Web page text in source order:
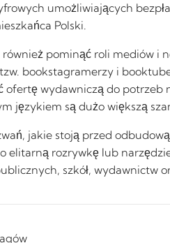
umożliwiających
Polski.
pominąć roli mediów i
bookstagramerzy i
ofertę wydawniczą do
językiem są dużo większą
jakie stoją przed
elitarną rozrywkę lub
szkół, wydawnictw